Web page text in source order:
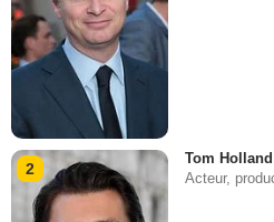
2
Tom Holland
Acteur,